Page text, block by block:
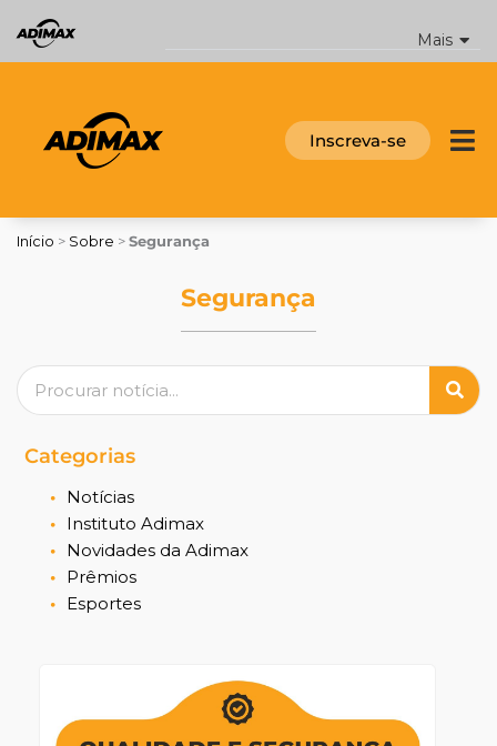
para
o
Mais
Inscreva-se
Início > Sobre > Segurança
Segurança
Pesquisar
Categorias
Notícias
Instituto Adimax
Novidades da Adimax
Prêmios
Esportes